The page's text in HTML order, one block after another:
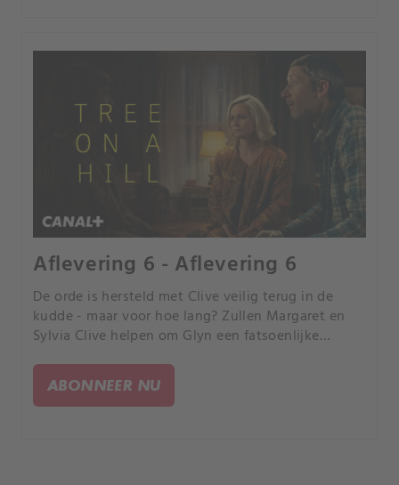
Aflevering 6 - Aflevering 6
De orde is hersteld met Clive veilig terug in de
kudde - maar voor hoe lang? Zullen Margaret en
Sylvia Clive helpen om Glyn een fatsoenlijke
ze dat doen, hoe dan? Is er iemand anders die ze
vertrouwen om te helpen?.
ABONNEER NU